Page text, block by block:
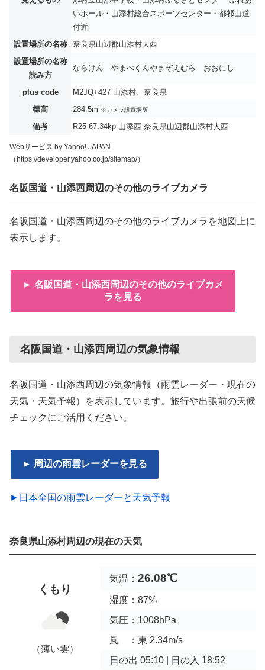
いホール・山添村総合スポーツセンター・都祁山道
付近
設置場所の名称
奈良県山辺郡山添村大西
設置場所の名称
読み方
ならけん やまべぐんやまぞえむら おおにし
plus code
M2JQ+427 山添村、奈良県
標高
284.5m ※カメラ設置場所
備考 R25 67.34kp 山添西 奈良県山辺郡山添村大西
Webサービス by Yahoo! JAPAN
（https://developer.yahoo.co.jp/sitemap/）
名阪国道・山添西周辺のその他のライブカメラ
名阪国道・山添西周辺のその他のライブカメラを地図上に
表示します。
► 名阪国道・山添西周辺のその他のライブカメ
ラを見る
名阪国道・山添西周辺の気象情報
名阪国道・山添西周辺の気象情報（雨雲レーダー・現在の
天気・天気予報）を表示しています。旅行や出張前の天候
チェックにご活用ください。
► 周辺の雨雲レーダーを見る
►日本全国の雨雲レーダーと天気予報
奈良県山添村周辺の現在の天気
くもり
（薄い雲）
気温： 26.08℃
湿度：87%
気圧：1008hPa
風 ：東 2.34m/s
日の出 05:10 | 日の入 18:52